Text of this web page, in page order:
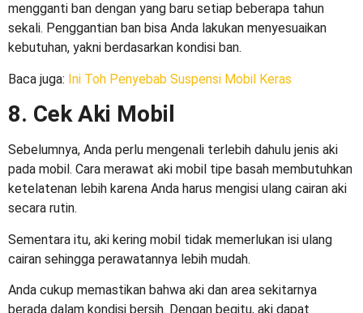
mengganti ban dengan yang baru setiap beberapa tahun
sekali. Penggantian ban bisa Anda lakukan menyesuaikan
kebutuhan, yakni berdasarkan kondisi ban.
Baca juga: Ini Toh Penyebab Suspensi Mobil Keras
8. Cek Aki Mobil
Sebelumnya, Anda perlu mengenali terlebih dahulu jenis aki
pada mobil. Cara merawat aki mobil tipe basah membutuhkan
ketelatenan lebih karena Anda harus mengisi ulang cairan aki
secara rutin.
Sementara itu, aki kering mobil tidak memerlukan isi ulang
cairan sehingga perawatannya lebih mudah.
Anda cukup memastikan bahwa aki dan area sekitarnya
berada dalam kondisi bersih. Dengan begitu, aki dapat